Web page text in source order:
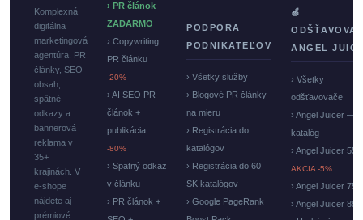
Komplexná
digitálna
marketingová
agentúra. PR
články, SEO
obsah,
spätné
odkazy a
bannerová
reklama v
35+
krajinách. V
e-shope
nájdete aj
prémiové
› PR článok
ZADARMO
› Copywriting
PR článku
-20%
› AI SEO PR
článok +
publikácia
-80%
› Spätný odkaz
v článku
› PR článok +
PODPORA
PODNIKATEĽOV
› Všetky služby
› Blogové PR články
na mieru
› Registrácia do
katalógov
› Registrácia do 60
SK katalógov
› Google PageRank
🍏
ANGEL
› Všetky
odšťavovače
› Angel Juicer —
katalóg
› Angel Juicer
AKCIA -5%
› Angel Juicer
› Angel Juicer